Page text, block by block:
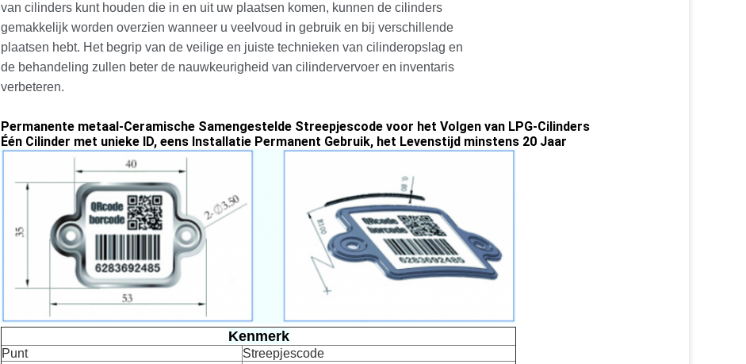
van cilinders kunt houden die in en uit uw plaatsen komen, kunnen de cilinders
gemakkelijk worden overzien wanneer u veelvoud in gebruik en bij verschillende
plaatsen hebt. Het begrip van de veilige en juiste technieken van cilinderopslag en
de behandeling zullen beter de nauwkeurigheid van cilindervervoer en inventaris
verbeteren.
Permanente metaal-Ceramische Samengestelde Streepjescode voor het Volgen van LPG-Cilinders
Één Cilinder met unieke ID, eens Installatie Permanent Gebruik, het Levenstijd minstens 20 Jaar
Kenmerk
Punt
Streepjescode